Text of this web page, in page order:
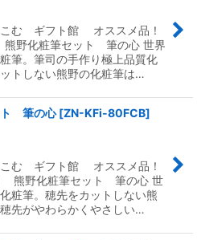
こむ ギフト館 オススメ品！
野化粧筆セット 筆の心 世界
筆。筆司の手作り極上品質化
トしない熊野の化粧筆は…
ト 筆の心 [ZN-KFi-80FCB]
こむ ギフト館 オススメ品！
熊野化粧筆セット 筆の心 世
粧筆。穂先をカットしない熊
先がやわらかくやさしい…